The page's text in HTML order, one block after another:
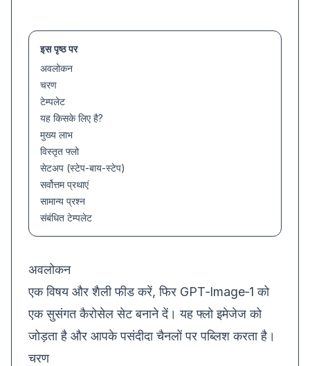
इस पृष्ठ पर
अवलोकन
चरण
टेम्पलेट
यह किसके लिए है?
मुख्य लाभ
विस्तृत फ्लो
सेटअप (स्टेप-बाय-स्टेप)
सर्वोत्तम प्रथाएं
सामान्य प्रश्न
संबंधित टेम्पलेट
अवलोकन
एक विषय और शैली फीड करें, फिर GPT‑Image‑1 को
एक सुसंगत कैरोसेल सेट बनाने दें। यह फ्लो इमेजेज को
जोड़ता है और आपके पसंदीदा चैनलों पर पब्लिश करता है।
चरण